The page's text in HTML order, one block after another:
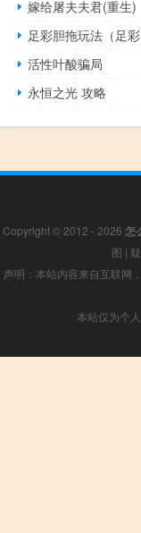
嫁给屠夫夫君(重生)
足彩胆拖玩法（足彩
活性叶酸骗局
永恒之光 攻略
Copyright © 2012 - 2026 怎
图 |
声明：本站内容来自互联网
本站仅为个